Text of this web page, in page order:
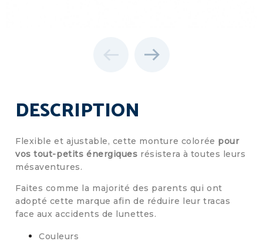
DESCRIPTION
Flexible et ajustable, cette monture colorée pour
vos tout-petits énergiques résistera à toutes leurs
mésaventures.
Faites comme la majorité des parents qui ont
adopté cette marque afin de réduire leur tracas
face aux accidents de lunettes.
Couleurs